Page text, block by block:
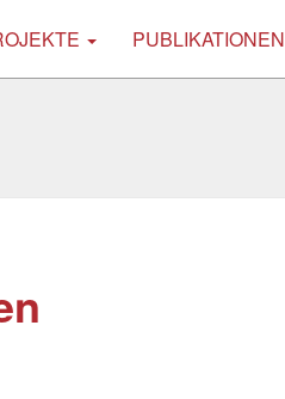
PUBLIKATIONEN